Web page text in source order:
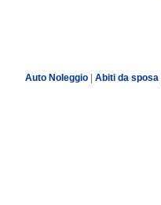
Auto Noleggio| Abiti da sposa|